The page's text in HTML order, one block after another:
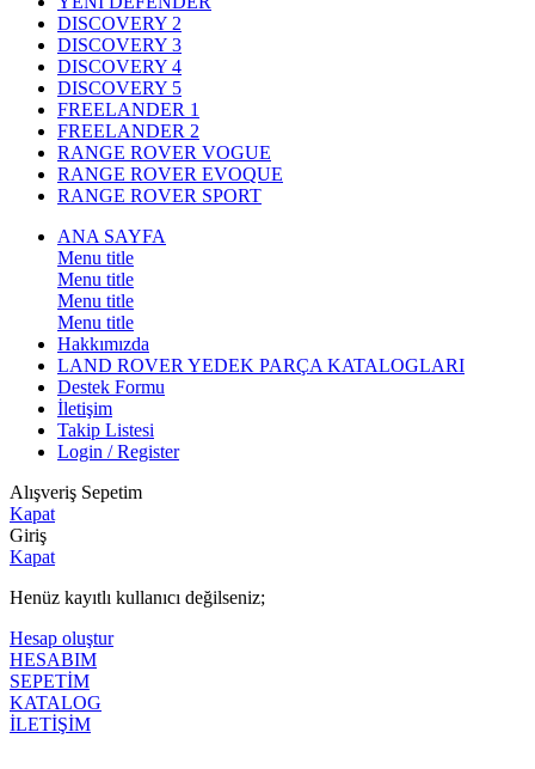
DISCOVERY 2
DISCOVERY 3
DISCOVERY 4
DISCOVERY 5
FREELANDER 1
FREELANDER 2
RANGE ROVER VOGUE
RANGE ROVER EVOQUE
RANGE ROVER SPORT
ANA SAYFA
Menu title
Menu title
Menu title
Menu title
Hakkımızda
LAND ROVER YEDEK PARÇA KATALOGLARI
Destek Formu
İletişim
Takip Listesi
Login / Register
Alışveriş Sepetim
Kapat
Giriş
Kapat
Henüz kayıtlı kullanıcı değilseniz;
Hesap oluştur
HESABIM
SEPETİM
KATALOG
İLETİŞİM